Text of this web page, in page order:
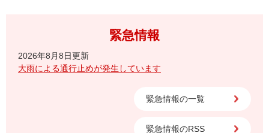
緊急情報
2026年8月8日更新
大雨による通行止めが発生しています
緊急情報の一覧
緊急情報のRSS